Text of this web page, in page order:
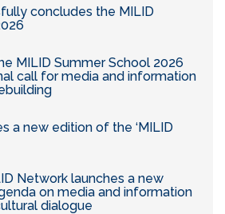
concludes the MILID
MILID Summer School 2026
call for media and information
a new edition of the ‘MILID
Network launches a new
on media and information
dialogue